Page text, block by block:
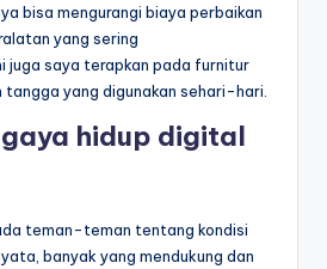
bisa mengurangi biaya perbaikan
yang sering
juga saya terapkan pada furnitur
yang digunakan sehari-hari.
hidup digital
teman-teman tentang kondisi
banyak yang mendukung dan